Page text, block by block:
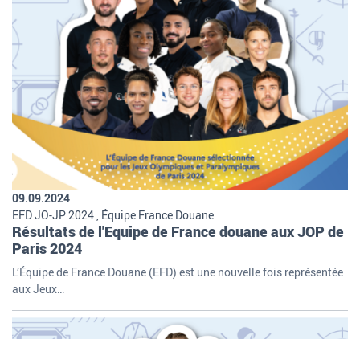
09.09.2024
EFD JO-JP 2024 , Équipe France Douane
Résultats de l'Equipe de France douane aux JOP de
Paris 2024
L’Équipe de France Douane (EFD) est une nouvelle fois représentée
aux Jeux…